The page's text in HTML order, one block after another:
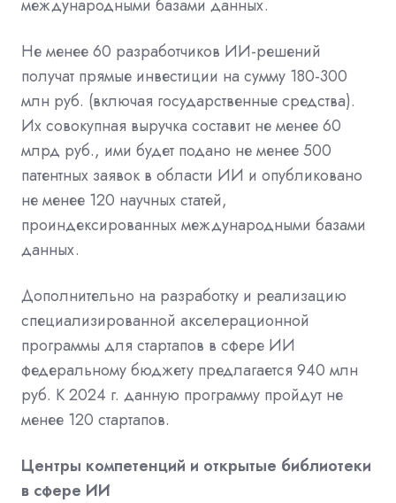
международными базами данных.
Не менее 60 разработчиков ИИ-решений
получат прямые инвестиции на сумму 180-300
млн руб. (включая государственные средства).
Их совокупная выручка составит не менее 60
млрд руб., ими будет подано не менее 500
патентных заявок в области ИИ и опубликовано
не менее 120 научных статей,
проиндексированных международными базами
данных.
Дополнительно на разработку и реализацию
специализированной акселерационной
программы для стартапов в сфере ИИ
федеральному бюджету предлагается 940 млн
руб. К 2024 г. данную программу пройдут не
менее 120 стартапов.
Центры компетенций и открытые библиотеки
в сфере ИИ